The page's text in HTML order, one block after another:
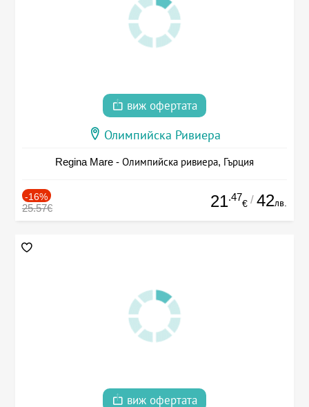
виж офертата
Олимпийска Ривиера
Regina Mare - Олимпийска ривиера, Гърция
-16%
25.57€ 21.47
€ / 42лв.
виж офертата